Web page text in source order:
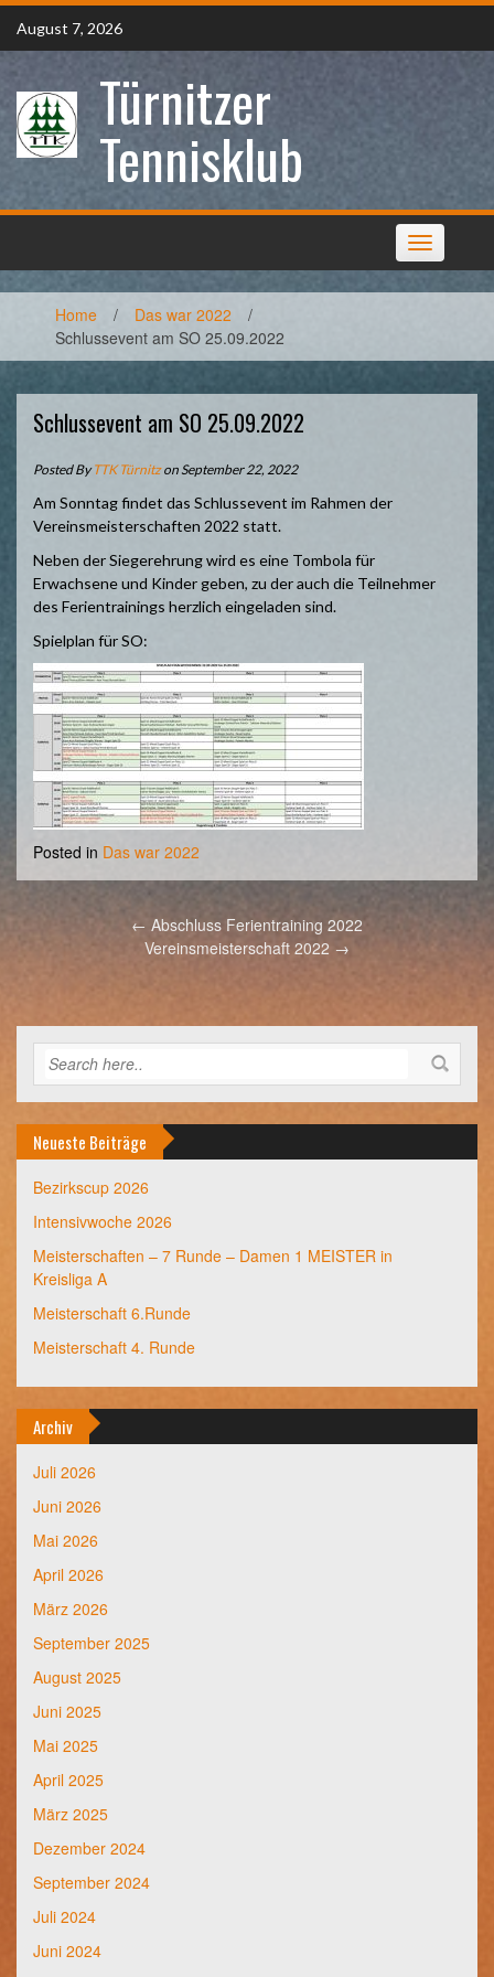
Skip
content
August 7, 2026
Türnitzer
Tennisklub
Toggle
navigation
Home / Das war 2022
/
Schlussevent am SO 25.09.2022
Schlussevent am SO 25.09.2022
Posted ByTTK Türnitzon September 22, 2022
Am Sonntag findet das Schlussevent im Rahmen der
Vereinsmeisterschaften 2022 statt.
Neben der Siegerehrung wird es eine Tombola für
Erwachsene und Kinder geben, zu der auch die Teilnehmer
des Ferientrainings herzlich eingeladen sind.
Spielplan für SO:
Posted in Das war 2022
Post
navigation
← Abschluss Ferientraining 2022
Vereinsmeisterschaft 2022 →
Neueste Beiträge
Bezirkscup 2026
Intensivwoche 2026
Meisterschaften – 7 Runde – Damen 1 MEISTER in
Kreisliga A
Meisterschaft 6.Runde
Meisterschaft 4. Runde
Archiv
Juli 2026
Juni 2026
Mai 2026
April 2026
März 2026
September 2025
August 2025
Juni 2025
Mai 2025
April 2025
März 2025
Dezember 2024
September 2024
Juli 2024
Juni 2024